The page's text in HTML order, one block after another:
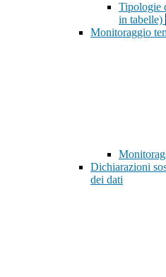
Tipologie
in tabelle)
Monitoraggio
Dichiarazioni
dei dati